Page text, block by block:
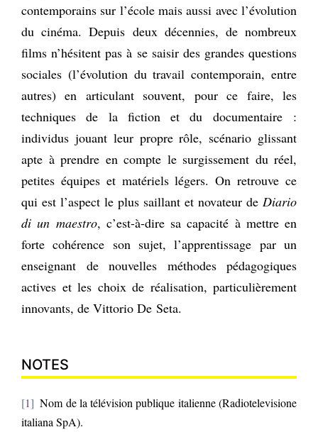
contemporains sur l’école mais aussi avec l’évolution
du cinéma. Depuis deux décennies, de nombreux
films n’hésitent pas à se saisir des grandes questions
sociales (l’évolution du travail contemporain, entre
autres) en articulant souvent, pour ce faire, les
techniques de la fiction et du documentaire :
individus jouant leur propre rôle, scénario glissant
apte à prendre en compte le surgissement du réel,
petites équipes et matériels légers. On retrouve ce
qui est l’aspect le plus saillant et novateur de Diario
di un maestro, c’est-à-dire sa capacité à mettre en
forte cohérence son sujet, l’apprentissage par un
enseignant de nouvelles méthodes pédagogiques
actives et les choix de réalisation, particulièrement
innovants, de Vittorio De Seta.
NOTES
1
Nom de la télévision publique italienne (Radiotelevisione
italiana SpA).